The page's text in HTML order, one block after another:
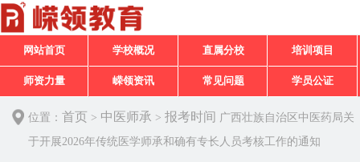
网站首页 学校概况 直属分校 培训项目
师资力量 嵘领资讯 常见问题 学员公证
位置： 首页 > 中医师承 > 报考时间 广西壮族自治区中医药局关
于开展2026年传统医学师承和确有专长人员考核工作的通知